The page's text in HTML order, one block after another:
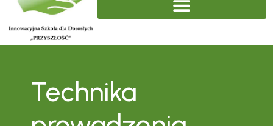
Technika